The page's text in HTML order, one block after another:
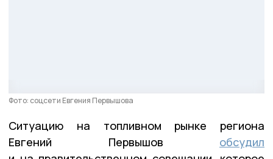
Фото: соцсети Евгения Первышова
Ситуацию на топливном рынке региона
Евгений Первышов обсудил